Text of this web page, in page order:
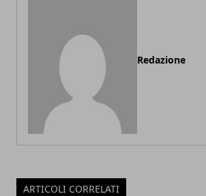
Redazione
ARTICOLI CORRELATI